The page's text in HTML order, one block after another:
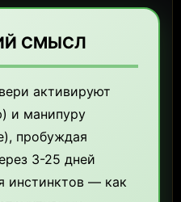
СМЫСЛ
активируют
и манипуру
пробуждая
3-25 дней
инстинктов — как